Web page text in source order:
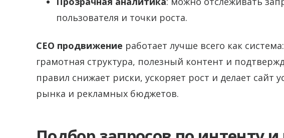
пользователя и точки роста.
СЕО продвижение работает лучше всего как
грамотная структура, полезный контент и
правил снижает риски, ускоряет рост и делает сайт
рынка и рекламных бюджетов.